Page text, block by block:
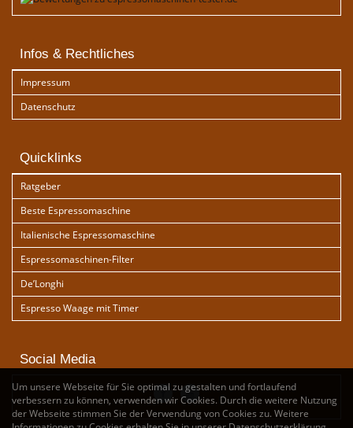
Infos & Rechtliches
Impressum
Datenschutz
Quicklinks
Ratgeber
Beste Espressomaschine
Italienische Espressomaschine
Espressomaschinen-Filter
De’Longhi
Espresso Waage mit Timer
Social Media
Um unsere Webseite für Sie optimal zu gestalten und fortlaufend
verbessern zu können, verwenden wir Cookies. Durch die weitere Nutzung
der Webseite stimmen Sie der Verwendung von Cookies zu. Weitere